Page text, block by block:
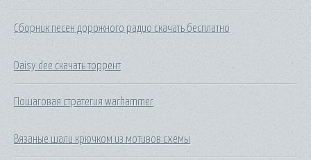
Сборник песен дорожного радио скачать бесплатно
Daisy dee скачать торрент
Пошаговая стратегия warhammer
Вязаные шали крючком из мотивов схемы